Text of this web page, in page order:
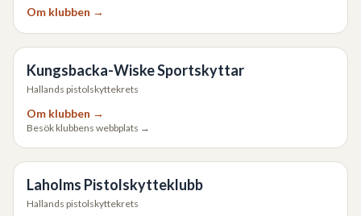
Om klubben →
Kungsbacka-Wiske Sportskyttar
Hallands pistolskyttekrets
Om klubben →
Besök klubbens webbplats →
Laholms Pistolskytteklubb
Hallands pistolskyttekrets